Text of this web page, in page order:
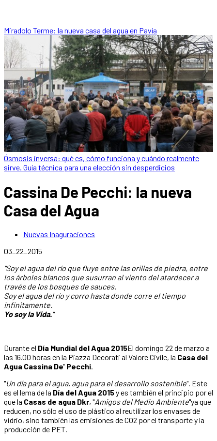
Miradolo Terme: la nueva casa del agua en Pavía
Ósmosis inversa: qué es, cómo funciona y cuándo realmente
sirve. Guía técnica para una elección sin desperdicios
Cassina De Pecchi: la nueva
Casa del Agua
Nuevas Inaguraciones
03_22_2015
"Soy el agua del río que fluye entre las orillas de piedra, entre
los árboles blancos que susurran al viento del atardecer a
través de los bosques de sauces.
Soy el agua del río y corro hasta donde corre el tiempo
infinitamente.
Yo soy la Vida."
Durante el Día Mundial del Agua 2015El domingo 22 de marzo a
las 16.00 horas en la Piazza Decorati al Valore Civile, la Casa del
Agua Cassina De' Pecchi.
"Un día para el agua, agua para el desarrollo sostenible". Este
es el lema de la Día del Agua 2015y es también el principio por el
que la Casas de agua Dkr, "Amigos del Medio Ambiente"ya que
reducen, no sólo el uso de plástico al reutilizar los envases de
vidrio, sino también las emisiones de CO2 por el transporte y la
producción de PET.